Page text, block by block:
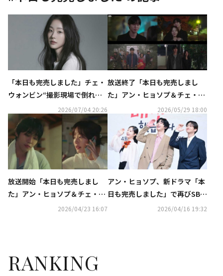
「本日も完売しました」チェ・
ウォンビン“撮影現場で倒れた
ことも…あまりの暑さに衝撃を
受けた”
2026/07/04 20:26
放送終了「本日も完売しまし
た」アン・ヒョソプ＆チェ・ウ
ォンビン、仕事と愛の行方は？
【ネタバレあり】
2026/05/29 18:00
放送開始「本日も完売しまし
た」アン・ヒョソプ＆チェ・ウ
ォンビンの緊迫した初対面に注
2026/04/23 16:07
アン・ヒョソプ、新ドラマ「本
日も完売しました」で再びSBS
とタッグ“故郷に戻ってきた感
2026/04/16 19:32
RANKING